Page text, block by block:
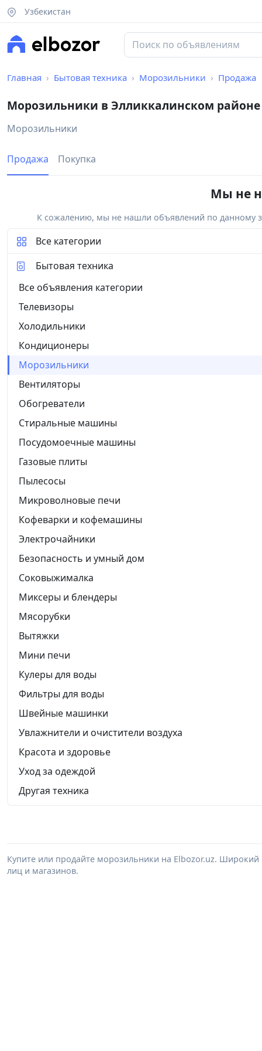
Узбекистан
Главная Бытовая техника Морозильники Продажа
Морозильники в Элликкалинском районе
Морозильники
Продажа Покупка
Мы не
К сожалению, мы не нашли объявлений по данному
Все категории
Бытовая техника
Все объявления категории
Телевизоры
Холодильники
Кондиционеры
Морозильники
Вентиляторы
Обогреватели
Стиральные машины
Посудомоечные машины
Газовые плиты
Пылесосы
Микроволновые печи
Кофеварки и кофемашины
Электрочайники
Безопасность и умный дом
Соковыжималка
Миксеры и блендеры
Мясорубки
Вытяжки
Мини печи
Кулеры для воды
Фильтры для воды
Швейные машинки
Увлажнители и очистители воздуха
Красота и здоровье
Уход за одеждой
Другая техника
Купите или продайте морозильники на Elbozor.uz.
лиц и магазинов.